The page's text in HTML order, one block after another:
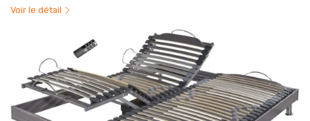
Voir le détail